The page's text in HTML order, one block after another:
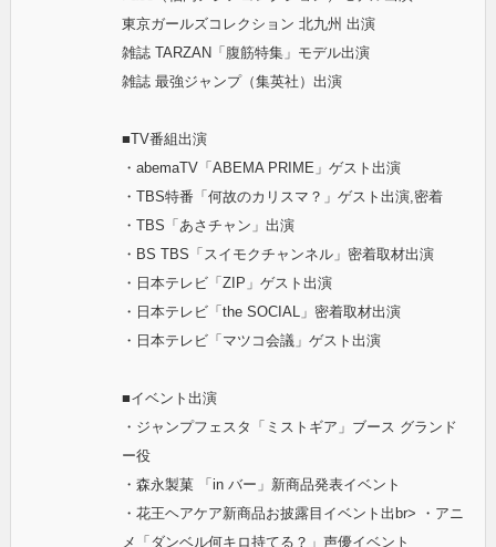
東京ガールズコレクション 北九州 出演
雑誌 TARZAN「腹筋特集」モデル出演
雑誌 最強ジャンプ（集英社）出演
■TV番組出演
・abemaTV「ABEMA PRIME」ゲスト出演
・TBS特番「何故のカリスマ？」ゲスト出演,密着
・TBS「あさチャン」出演
・BS TBS「スイモクチャンネル」密着取材出演
・日本テレビ「ZIP」ゲスト出演
・日本テレビ「the SOCIAL」密着取材出演
・日本テレビ「マツコ会議」ゲスト出演
■イベント出演
・ジャンプフェスタ「ミストギア」ブース グランド
ー役
・森永製菓 「in バー」新商品発表イベント
・花王ヘアケア新商品お披露目イベント出br> ・アニ
メ「ダンベル何キロ持てる？」声優イベント